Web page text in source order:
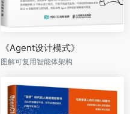
《Agent设计模式》
图解可复用智能体架构